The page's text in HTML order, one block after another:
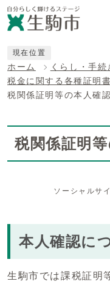
現在位置
ホーム くらし・手続
税金に関する各種証明
税関係証明等の本人確認
税関係証明
ソーシャルサ
本人確認に
生駒市では課税証明